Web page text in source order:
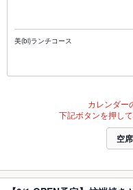
美(bi)ランチコース
カレンダー
下記ボタンを押し
空